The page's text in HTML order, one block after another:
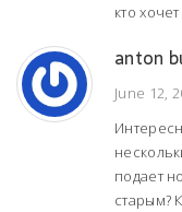
кто
anton
June 12,
подает
старым?